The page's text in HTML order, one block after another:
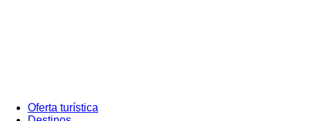
Oferta turística